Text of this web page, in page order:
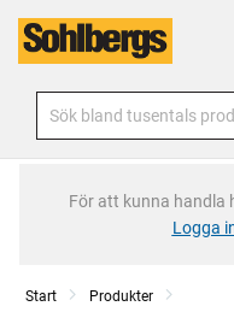
För att kunna handla
Logga
Start
Produkter